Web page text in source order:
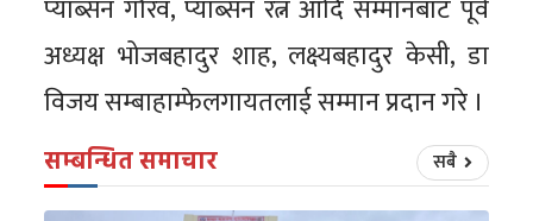
प्याब्सन गौरव, प्याब्सन रत्न आदि सम्मानबाट पूर्व
अध्यक्ष भोजबहादुर शाह, लक्ष्यबहादुर केसी, डा
विजय सम्बाहाम्फेलगायतलाई सम्मान प्रदान गरे ।
सम्बन्धित समाचार सबै